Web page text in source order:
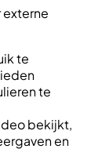
te
te
bekijkt,
en